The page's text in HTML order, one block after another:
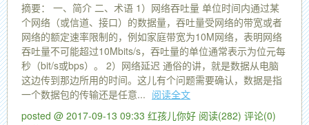
摘要： 一、简介 二、术语 1）网络吞吐量 单位时间内通过某
个网络（或信道、接口）的数据量，吞吐量受网络的带宽或者
网络的额定速率限制的，例如家庭带宽为10M网络，表明网络
吞吐量不可能超过10Mbits/s，吞吐量的单位通常表示为位元每
秒（bit/s或bps）。 2）网络延迟 通俗的讲，就是数据从电脑
这边传到那边所用的时间。这儿有个问题需要确认，数据是指
一个数据包的传输还是任意... 阅读全文
posted @ 2017-09-13 09:33 红孩儿你好 阅读(282) 评论(0)